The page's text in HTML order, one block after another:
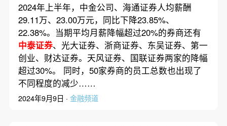
2024年上半年，中金公司、海通证券人均薪酬
29.11万、23.00万元，同比下降23.85%、
22.38%。当期平均月薪降幅超过20%的券商还有
中泰证券、光大证券、浙商证券、东吴证券、第一
创业、财达证券。天风证券、国联证券两家的降幅
超过30%。 同时，50家券商的员工总数也出现了
不同程度的减少……
2024年9月9日 · 金融频道